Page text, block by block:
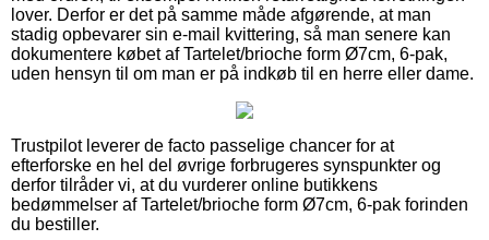
lover. Derfor er det på samme måde afgørende, at man
stadig opbevarer sin e-mail kvittering, så man senere kan
dokumentere købet af Tartelet/brioche form Ø7cm, 6-pak,
uden hensyn til om man er på indkøb til en herre eller dame.
Trustpilot leverer de facto passelige chancer for at
efterforske en hel del øvrige forbrugeres synspunkter og
derfor tilråder vi, at du vurderer online butikkens
bedømmelser af Tartelet/brioche form Ø7cm, 6-pak forinden
du bestiller.